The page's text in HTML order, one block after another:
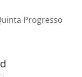
Progresso